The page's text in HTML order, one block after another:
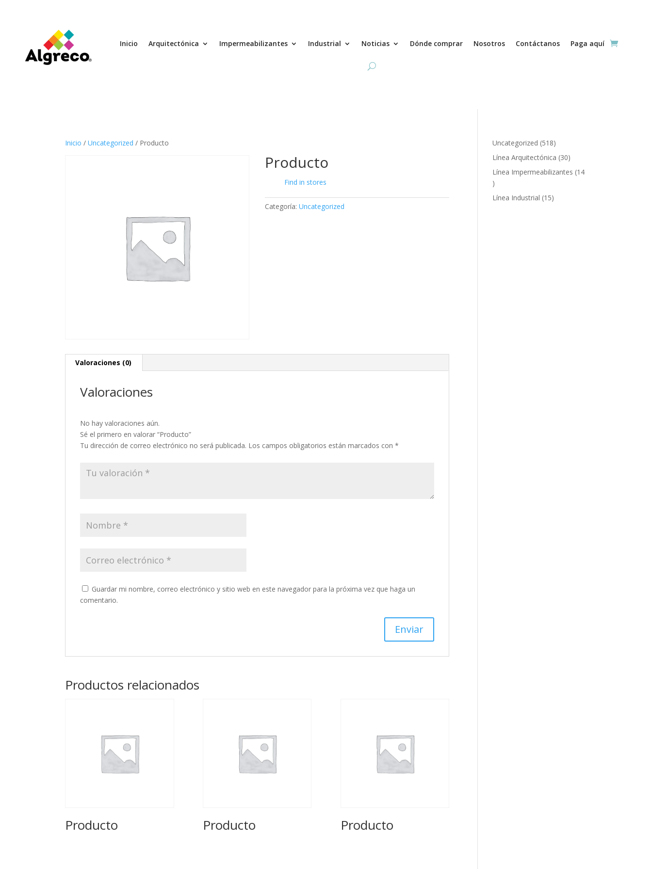
Inicio Arquitectónica Impermeabilizantes Industrial Noticias Dónde comprar Nosotros Contáctanos Paga aquí
Inicio /Uncategorized / Producto
Producto
Find in stores
Categoría:Uncategorized
Valoraciones (0)
Valoraciones
No hay valoraciones aún.
Sé el primero en valorar “Producto”
Tu dirección de correo electrónico no será publicada. Los campos obligatorios están marcados con*
Guardar mi nombre, correo electrónico y sitio web en este navegador para la próxima vez que haga un
comentario.
Productos relacionados
Producto Producto Producto
Uncategorized 518518
productos
Línea Arquitectónica 3030
productos
Línea Impermeabilizantes 14
14
productos
Línea Industrial 1515